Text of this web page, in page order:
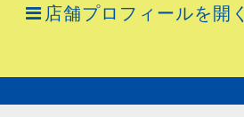
店舗プロフィールを開く